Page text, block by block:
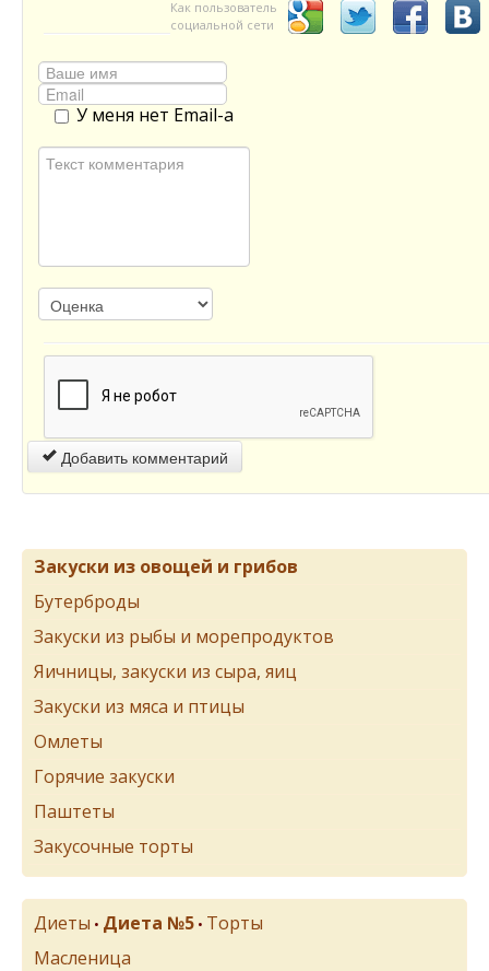
Как пользователь
социальной сети
У меня нет Email-а
Добавить комментарий
Закуски из овощей и грибов
Бутерброды
Закуски из рыбы и морепродуктов
Яичницы, закуски из сыра, яиц
Закуски из мяса и птицы
Омлеты
Горячие закуски
Паштеты
Закусочные торты
Диеты • Диета №5 • Торты
Масленица